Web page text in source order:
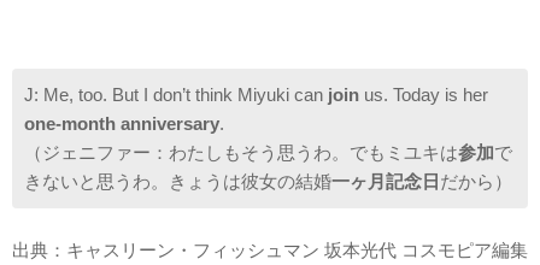
J: Me, too. But I don’t think Miyuki can join us. Today is her
one-month anniversary.
（ジェニファー：わたしもそう思うわ。でもミユキは参加で
きないと思うわ。きょうは彼女の結婚一ヶ月記念日 だから）
出典：キャスリーン・フィッシュマン 坂本光代 コスモピア編集